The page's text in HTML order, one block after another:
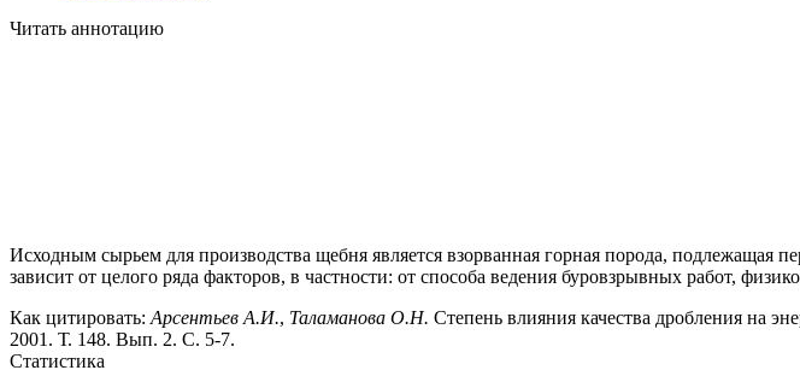
Читать аннотацию
Исходным сырьем для производства щебня является взорванная горная порода, подле­жащая
зависит от целого ряда факторов, в частности: от способа ведения буровзрывных работ,
Как цитировать: Арсентьев А.И., Таламанова О.Н. Степень влияния качества дробления на
2001. Т. 148. Вып. 2. С. 5-7.
Статистика